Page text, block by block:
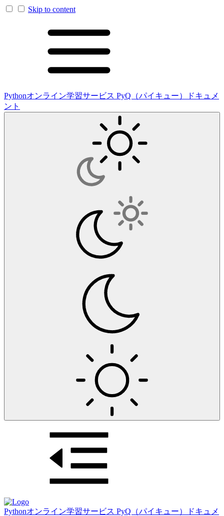
Skip to content
Pythonオンライン学習サービス PyQ（パイキュー）ドキュメ
ント
Pythonオンライン学習サービス PyQ（パイキュー）ドキュメ